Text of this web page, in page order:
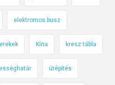
elektromos busz
Kína kresz tábla
útépítés